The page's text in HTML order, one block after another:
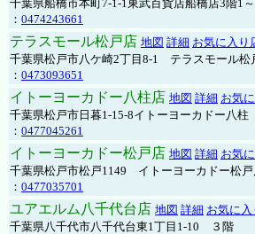
千葉県船橋市本町7-1-1東武百貨店船橋店3階1
： 0474243661
テラスモール松戸店 地図 詳細 お気に入り
千葉県松戸市八ケ崎2丁目8-1 テラスモール松
： 0473093651
イトーヨーカドー八柱店 地図 詳細 お気
千葉県松戸市日暮1-15-8イトーヨーカドー八
： 0477045261
イトーヨーカドー松戸店 地図 詳細 お気
千葉県松戸市松戸1149 イトーヨーカドー松戸
： 0477035701
ユアエルム八千代台店 地図 詳細 お気に
千葉県八千代市八千代台東1丁目1-10 ３階